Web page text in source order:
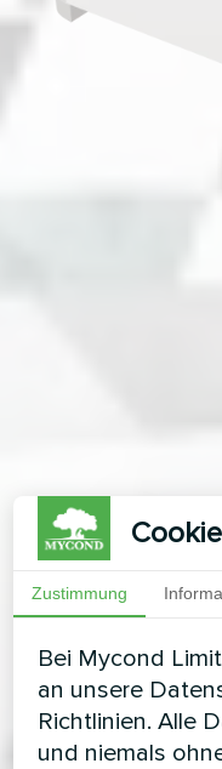
Zustimmung
Bei Mycond
an unsere
Richtlinien. Alle
und niemals